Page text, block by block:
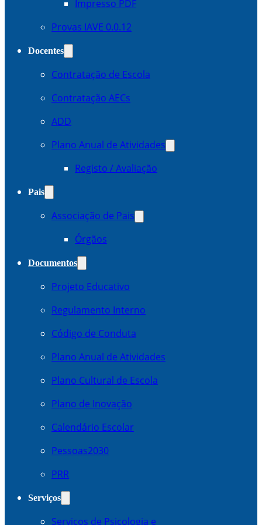
Impresso PDF
Provas IAVE 0.0.12
Docentes
Contratação de Escola
Contratação AECs
ADD
Plano Anual de Atividades
Registo / Avaliação
Pais
Associação de Pais
Órgãos
Documentos
Projeto Educativo
Regulamento Interno
Código de Conduta
Plano Anual de Atividades
Plano Cultural de Escola
Plano de Inovação
Calendário Escolar
Pessoas2030
PRR
Serviços
Serviços de Psicologia e